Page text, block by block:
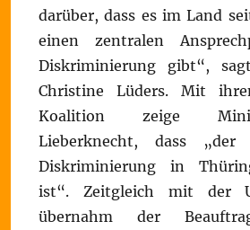
darüber, dass es im Land
einen zentralen
Diskriminierung gibt“,
Christine Lüders. Mit
Koalition zeige
Lieberknecht, dass „der
Diskriminierung in
ist“. Zeitgleich mit der
übernahm der